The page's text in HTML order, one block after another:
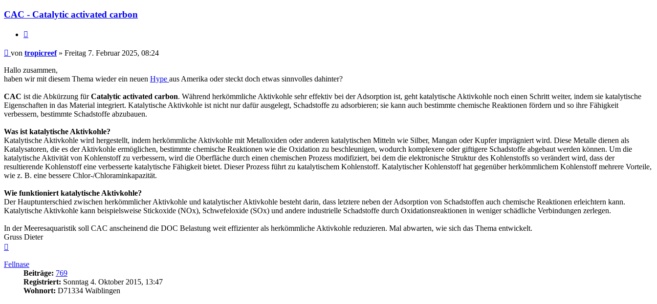
CAC - Catalytic activated carbon
Beitrag
von tropicreef» Freitag 7. Februar 2025, 08:24
Hallo zusammen,
haben wir mit diesem Thema wieder ein neuen Hype aus Amerika oder steckt doch etwas sinnvolles dahinter?
CAC ist die Abkürzung fürCatalytic activated carbon. Während herkömmliche Aktivkohle sehr effektiv bei der Adsorption ist, geht katalytische Aktivkohle noch einen Schritt weiter, indem sie katalytische
Eigenschaften in das Material integriert. Katalytische Aktivkohle ist nicht nur dafür ausgelegt, Schadstoffe zu adsorbieren; sie kann auch bestimmte chemische Reaktionen fördern und so ihre Fähigkeit
verbessern, bestimmte Schadstoffe abzubauen.
Was ist katalytische Aktivkohle?
Katalytische Aktivkohle wird hergestellt, indem herkömmliche Aktivkohle mit Metalloxiden oder anderen katalytischen Mitteln wie Silber, Mangan oder Kupfer imprägniert wird. Diese Metalle dienen als
Katalysatoren, die es der Aktivkohle ermöglichen, bestimmte chemische Reaktionen wie die Oxidation zu beschleunigen, wodurch komplexere oder giftigere Schadstoffe abgebaut werden können. Um die
katalytische Aktivität von Kohlenstoff zu verbessern, wird die Oberfläche durch einen chemischen Prozess modifiziert, bei dem die elektronische Struktur des Kohlenstoffs so verändert wird, dass der
resultierende Kohlenstoff eine verbesserte katalytische Fähigkeit bietet. Dieser Prozess führt zu katalytischem Kohlenstoff. Katalytischer Kohlenstoff hat gegenüber herkömmlichem Kohlenstoff mehrere Vorteile,
wie z. B. eine bessere Chlor-/Chloraminkapazität.
Wie funktioniert katalytische Aktivkohle?
Der Hauptunterschied zwischen herkömmlicher Aktivkohle und katalytischer Aktivkohle besteht darin, dass letztere neben der Adsorption von Schadstoffen auch chemische Reaktionen erleichtern kann.
Katalytische Aktivkohle kann beispielsweise Stickoxide (NOx), Schwefeloxide (SOx) und andere industrielle Schadstoffe durch Oxidationsreaktionen in weniger schädliche Verbindungen zerlegen.
In der Meeresaquaristik soll CAC anscheinend die DOC Belastung weit effizienter als herkömmliche Aktivkohle reduzieren. Mal abwarten, wie sich das Thema entwickelt.
Gruss Dieter
Fellnase
Beiträge: 769
Registriert: Sonntag 4. Oktober 2015, 13:47
Wohnort: D71334 Waiblingen